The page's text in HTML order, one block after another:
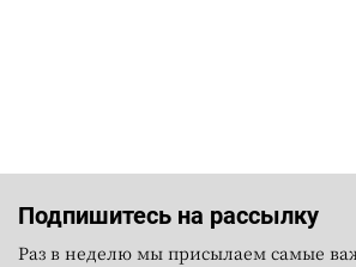
Подпишитесь на рассылку
Раз в неделю мы присылаем самые